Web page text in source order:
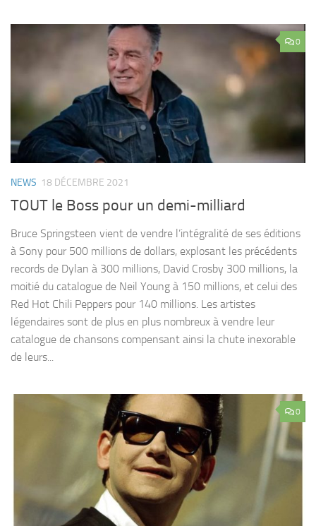
0
NEWS 18 DÉCEMBRE 2021
TOUT le Boss pour un demi-milliard
Bruce Springsteen vient de vendre l’intégralité de ses éditions
à Sony pour 500 millions de dollars, explosant les précédents
records de Dylan à 300 millions, David Crosby 300 millions, la
moitié du catalogue de Neil Young à 150 millions, et celui des
Red Hot Chili Peppers pour 140 millions. Les artistes
légendaires sont de plus en plus nombreux à vendre leur
catalogue de chansons compensant ainsi la chute inexorable
de leurs...
0